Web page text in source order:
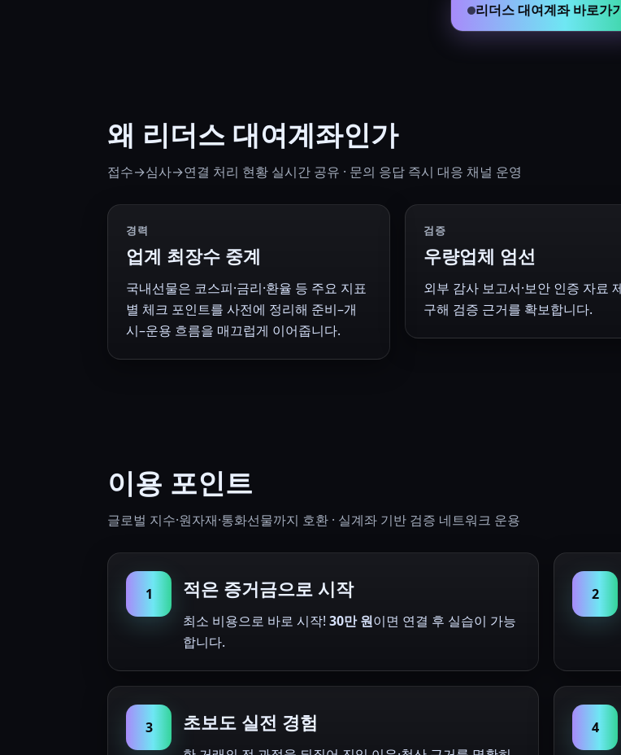
리더스 대여계좌 바로가
왜 리더스 대여계좌인가
접수→심사→연결 처리 현황 실시간 공유 · 문의 응답 즉시 대응 채널 운영
경력
업계 최장수 중계
국내선물은 코스피·금리·환율 등 주요 지표
별 체크 포인트를 사전에 정리해 준비–개
시–운용 흐름을 매끄럽게 이어줍니다.
검증
우량업체 엄선
외부 감사 보고서·보안 인증 자료
구해 검증 근거를 확보합니다.
이용 포인트
글로벌 지수·원자재·통화선물까지 호환 · 실계좌 기반 검증 네트워크 운용
1 적은 증거금으로 시작
최소 비용으로 바로 시작! 30만 원이면 연결 후 실습이 가능
합니다.
2
3 초보도 실전 경험 4